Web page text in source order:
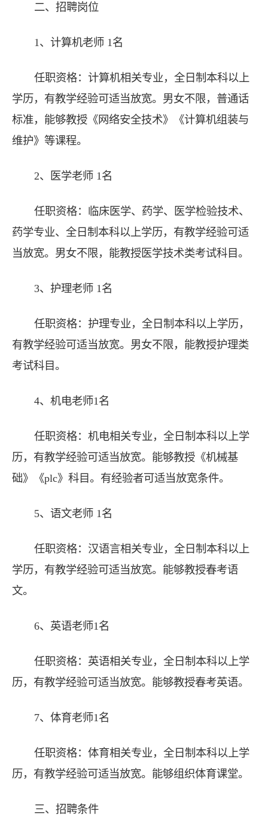
二、招聘岗位
1、计算机老师 1名
任职资格：计算机相关专业，全日制本科以上
学历，有教学经验可适当放宽。男女不限，普通话
标准，能够教授《网络安全技术》《计算机组装与
维护》等课程。
2、医学老师 1名
任职资格：临床医学、药学、医学检验技术、
药学专业、全日制本科以上学历，有教学经验可适
当放宽。男女不限，能教授医学技术类考试科目。
3、护理老师 1名
任职资格：护理专业，全日制本科以上学历，
有教学经验可适当放宽。男女不限，能教授护理类
考试科目。
4、机电老师1名
任职资格：机电相关专业，全日制本科以上学
历，有教学经验可适当放宽。能够教授《机械基
础》《plc》科目。有经验者可适当放宽条件。
5、语文老师 1名
任职资格：汉语言相关专业，全日制本科以上
学历，有教学经验可适当放宽。能够教授春考语
文。
6、英语老师1名
任职资格：英语相关专业，全日制本科以上学
历，有教学经验可适当放宽。能够教授春考英语。
7、体育老师1名
任职资格：体育相关专业，全日制本科以上学
历，有教学经验可适当放宽。能够组织体育课堂。
三、招聘条件